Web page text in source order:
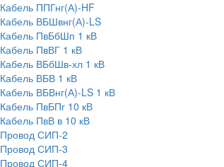
Кабель ППГнг(А)-HF
Кабель ВБШвнг(А)-LS
Кабель ПвБбШп 1 кВ
Кабель ПвВГ 1 кВ
Кабель ВБбШв-хл 1 кВ
Кабель ВБВ 1 кВ
Кабель ВБВнг(А)-LS 1 кВ
Кабель ПвБПг 10 кВ
Кабель ПвВ в 10 кВ
Провод СИП-2
Провод СИП-3
Провод СИП-4